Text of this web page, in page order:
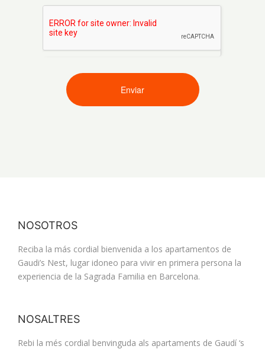
NOSOTROS
Reciba la más cordial bienvenida a los apartamentos de
Gaudi’s Nest, lugar idoneo para vivir en primera persona la
experiencia de la Sagrada Familia en Barcelona.
NOSALTRES
Rebi la més cordial benvinguda als apartaments de Gaudí ‘s